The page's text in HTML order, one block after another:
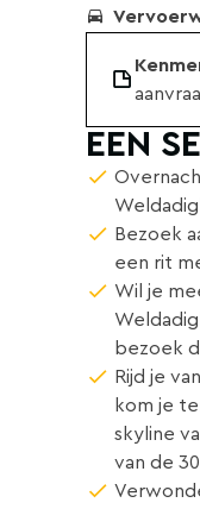
EEN
Bezoek
een rit
Wil je
bezoek
Rijd je
kom je
skyline
van de